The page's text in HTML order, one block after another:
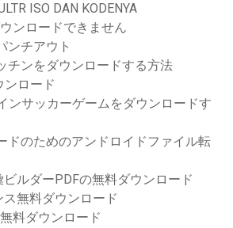
ISO DAN KODENYA
ンロードできません
ンチアウト
チンをダウンロードする方法
ンロード
ンサッカーゲームをダウンロードす
ドのためのアンドロイドファイル転
ルダーPDFの無料ダウンロード
無料ダウンロード
料ダウンロード